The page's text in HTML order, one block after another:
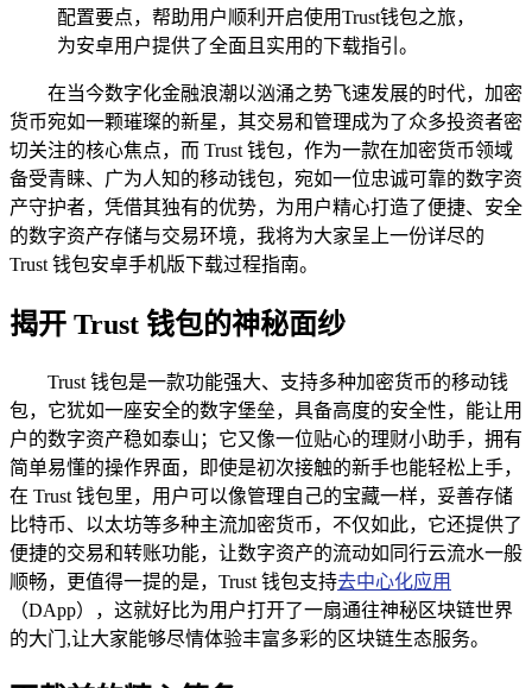
配置要点，帮助用户顺利开启使用Trust钱包之旅，
为安卓用户提供了全面且实用的下载指引。
在当今数字化金融浪潮以汹涌之势飞速发展的时代，加密
货币宛如一颗璀璨的新星，其交易和管理成为了众多投资者密
切关注的核心焦点，而 Trust 钱包，作为一款在加密货币领域
备受青睐、广为人知的移动钱包，宛如一位忠诚可靠的数字资
产守护者，凭借其独有的优势，为用户精心打造了便捷、安全
的数字资产存储与交易环境，我将为大家呈上一份详尽的
Trust 钱包安卓手机版下载过程指南。
揭开 Trust 钱包的神秘面纱
Trust 钱包是一款功能强大、支持多种加密货币的移动钱
包，它犹如一座安全的数字堡垒，具备高度的安全性，能让用
户的数字资产稳如泰山；它又像一位贴心的理财小助手，拥有
简单易懂的操作界面，即使是初次接触的新手也能轻松上手，
在 Trust 钱包里，用户可以像管理自己的宝藏一样，妥善存储
比特币、以太坊等多种主流加密货币，不仅如此，它还提供了
便捷的交易和转账功能，让数字资产的流动如同行云流水一般
顺畅，更值得一提的是，Trust 钱包支持去中心化应用
（DApp），这就好比为用户打开了一扇通往神秘区块链世界
的大门,让大家能够尽情体验丰富多彩的区块链生态服务。